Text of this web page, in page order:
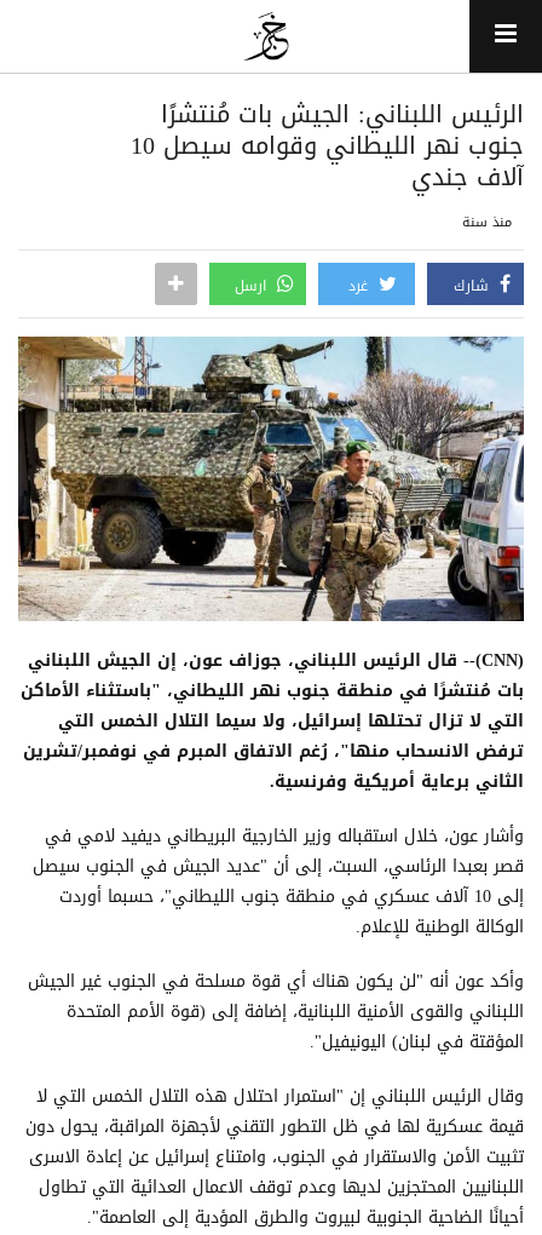
الرئيس اللبناني: الجيش بات مُنتشرًا
جنوب نهر الليطاني وقوامه سيصل 10
آلاف جندي
منذ سنة
شارك غرد ارسل
(CNN)-- قال الرئيس اللبناني، جوزاف عون، إن الجيش اللبناني
بات مُنتشرًا في منطقة جنوب نهر الليطاني، "باستثناء الأماكن
التي لا تزال تحتلها إسرائيل، ولا سيما التلال الخمس التي
ترفض الانسحاب منها"، رُغم الاتفاق المبرم في نوفمبر/تشرين
الثاني برعاية أمريكية وفرنسية.
وأشار عون، خلال استقباله وزير الخارجية البريطاني ديفيد لامي في
قصر بعبدا الرئاسي، السبت، إلى أن "عديد الجيش في الجنوب سيصل
إلى 10 آلاف عسكري في منطقة جنوب الليطاني"، حسبما أوردت
الوكالة الوطنية للإعلام.
وأكد عون أنه "لن يكون هناك أي قوة مسلحة في الجنوب غير الجيش
اللبناني والقوى الأمنية اللبنانية، إضافة إلى (قوة الأمم المتحدة
المؤقتة في لبنان) اليونيفيل".
وقال الرئيس اللبناني إن "استمرار احتلال هذه التلال الخمس التي لا
قيمة عسكرية لها في ظل التطور التقني لأجهزة المراقبة، يحول دون
تثبيت الأمن والاستقرار في الجنوب، وامتناع إسرائيل عن إعادة الاسرى
اللبنانيين المحتجزين لديها وعدم توقف الاعمال العدائية التي تطاول
أحيانًا الضاحية الجنوبية لبيروت والطرق المؤدية إلى العاصمة".